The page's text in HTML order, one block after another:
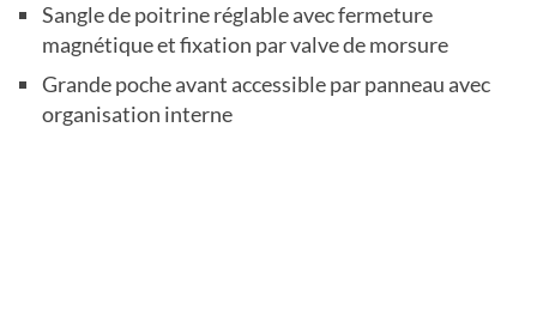
Sangle de poitrine réglable avec fermeture
magnétique et fixation par valve de morsure
Grande poche avant accessible par panneau avec
organisation interne